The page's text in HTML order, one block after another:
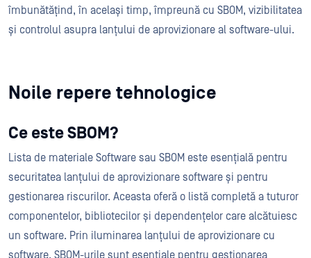
îmbunătățind, în același timp, împreună cu SBOM, vizibilitatea
și controlul asupra lanțului de aprovizionare al software-ului.
Noile repere tehnologice
Ce este SBOM?
Lista de materiale Software sau SBOM este esențială pentru
securitatea lanțului de aprovizionare software și pentru
gestionarea riscurilor. Aceasta oferă o listă completă a tuturor
componentelor, bibliotecilor și dependențelor care alcătuiesc
un software. Prin iluminarea lanțului de aprovizionare cu
software, SBOM-urile sunt esențiale pentru gestionarea